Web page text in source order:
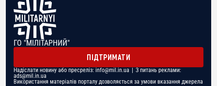
ГО "МІЛІТАРНИЙ"
ПІДТРИМАТИ
Надіслати новину або пресреліз: info@mil.in.ua | З питань реклами:
ads@mil.in.ua
Використання матеріалів порталу дозволяється за умови вказання джерела